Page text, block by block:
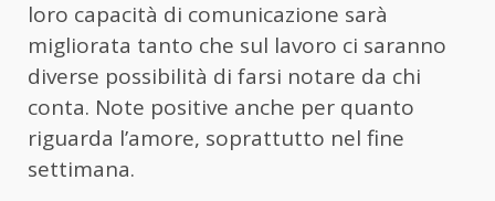
loro capacità di comunicazione sarà
migliorata tanto che sul lavoro ci saranno
diverse possibilità di farsi notare da chi
conta. Note positive anche per quanto
riguarda l’amore, soprattutto nel fine
settimana.